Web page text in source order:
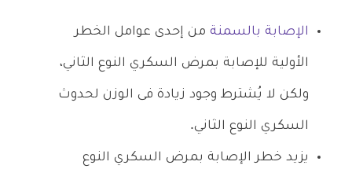
الإصابة بالسمنة من إحدى عوامل الخطر
الأولية للإصابة بمرض السكري النوع الثاني،
ولكن لا يُشترط وجود زيادة فى الوزن لحدوث
السكري النوع الثاني.
يزيد خطر الإصابة بمرض السكري النوع